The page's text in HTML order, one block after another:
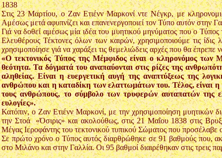
1838
Στις 23 Μαρτίου, ο Ζαν Ετιένν Μαρκονί ντε Νέγκρ, με
Αμέσως μετά αφυπνίζει και επανενεργοποιεί τον Τύπο αυτόν στην
Γιά να δοθεί αμέσως μία ιδέα του μυητικού μηνύματος που ο
Ελευθέρους Τέκτονες όλων των καιρών, χρησιμοποιούμε τις
χρησιμοποίησε γιά να χαράξει τις θεμελιώδεις αρχές που θα
«Ο τεκτονικός Τύπος της Μέμφιδος είναι ο κληρονόμος των
θεότητα. Τα δόγματά του αναπαύονται στις ρίζες της
αληθείας. Είναι η ευεργετική αυγή της αναπτύξεως της
ανθρώπου και η καταδίκη των ελαττωμάτων του. Τέλος, είναι
τους ανθρώπους, το σύμβολο των τρυφερών αυταπατών της
ευλογίες».
Κατόπιν, ο Ζαν Ετιένν Μαρκονί, με την χρησιμοποίηση μυητικών
την Στοά «Όσιρις» και ακολούθως, στις 21 Μαΐου 1838 στις
Μέγας Ιεροφάντης του τεκτονικού τυπικού Σώματος που
Σε πρώτο χρόνο ο Τύπος αυτός διαρθρώθηκε σε 91 βαθμούς που,
στο Μιλάνο και στην Γαλλία. Οι 95 βαθμοί διαιρέθηκαν στις τρεις